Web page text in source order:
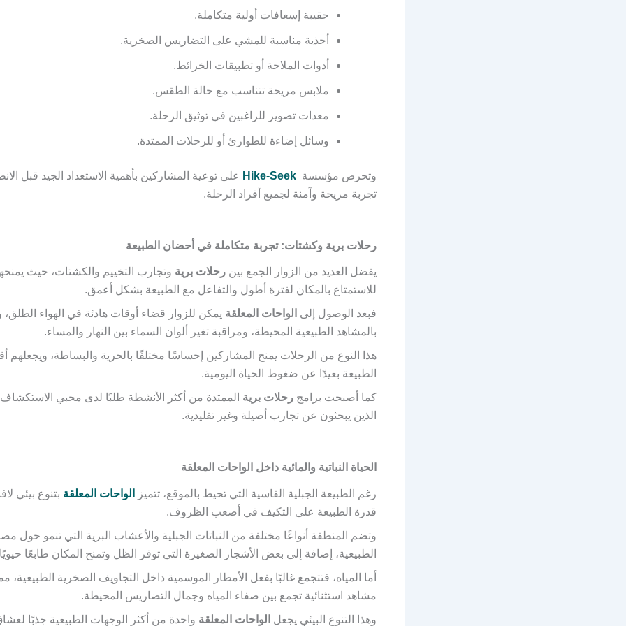
حقيبة إسعافات أولية متكاملة.
أحذية مناسبة للمشي على التضاريس الصخرية.
أدوات الملاحة أو تطبيقات الخرائط.
ملابس مريحة تتناسب مع حالة الطقس.
معدات تصوير للراغبين في توثيق الرحلة.
وسائل إضاءة للطوارئ أو للرحلات الممتدة.
وتحرص مؤسسة Hike-Seek على توعية المشاركين بأهمية الاستعداد الجيد قبل
تجربة مريحة وآمنة لجميع أفراد الرحلة.
رحلات برية وكشتات: تجربة متكاملة في أحضان الطبيعة
يفضل العديد من الزوار الجمع بين رحلات برية وتجارب التخييم والكشتات، حيث
للاستمتاع بالمكان لفترة أطول والتفاعل مع الطبيعة بشكل أعمق.
فبعد الوصول إلى الواحات المعلقة يمكن للزوار قضاء أوقات هادئة في الهواء الطلق،
بالمشاهد الطبيعية المحيطة، ومراقبة تغير ألوان السماء بين النهار والمساء.
هذا النوع من الرحلات يمنح المشاركين إحساسًا مختلفًا بالحرية والبساطة، ويجعلهم
الطبيعة بعيدًا عن ضغوط الحياة اليومية.
كما أصبحت برامج رحلات برية الممتدة من أكثر الأنشطة طلبًا لدى محبي
الذين يبحثون عن تجارب أصيلة وغير تقليدية.
الحياة النباتية والمائية داخل الواحات المعلقة
رغم الطبيعة الجبلية القاسية التي تحيط بالموقع، تتميز الواحات المعلقة بتنوع بيئي
قدرة الطبيعة على التكيف في أصعب الظروف.
وتضم المنطقة أنواعًا مختلفة من النباتات الجبلية والأعشاب البرية التي تنمو حول
الطبيعية، إضافة إلى بعض الأشجار الصغيرة التي توفر الظل وتمنح المكان طابعًا
أما المياه، فتتجمع غالبًا بفعل الأمطار الموسمية داخل التجاويف الصخرية الطبيعية،
مشاهد استثنائية تجمع بين صفاء المياه وجمال التضاريس المحيطة.
وهذا التنوع البيئي يجعل الواحات المعلقة واحدة من أكثر الوجهات الطبيعية جذبًا